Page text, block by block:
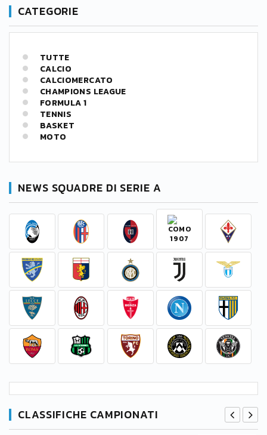
CATEGORIE
TUTTE
CALCIO
CALCIOMERCATO
CHAMPIONS LEAGUE
FORMULA 1
TENNIS
BASKET
MOTO
NEWS SQUADRE DI SERIE A
CLASSIFICHE CAMPIONATI